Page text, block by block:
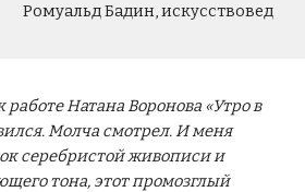
Ромуальд Бадин, искусствовед
Натана Воронова «Утро в
Молча смотрел. И меня
серебристой живописи и
тона, этот промозглый